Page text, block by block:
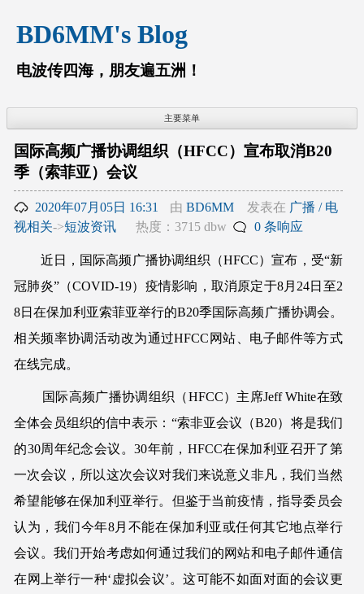
BD6MM's Blog
电波传四海，朋友遍五洲！
主要菜单
国际高频广播协调组织（HFCC）宣布取消B20
季（索菲亚）会议
2020年07月05日 16:31 由 BD6MM 发表在 广播 / 电
视相关->短波资讯 热度：3715 dbw 0 条响应
近日，国际高频广播协调组织（HFCC）宣布，受“新
冠肺炎”（COVID-19）疫情影响，取消原定于8月24日至2
8日在保加利亚索菲亚举行的B20季国际高频广播协调会。
相关频率协调活动改为通过HFCC网站、电子邮件等方式
在线完成。
国际高频广播协调组织（HFCC）主席Jeff White在致
全体会员组织的信中表示：“索非亚会议（B20）将是我们
的30周年纪念会议。30年前，HFCC在保加利亚召开了第
一次会议，所以这次会议对我们来说意义非凡，我们当然
希望能够在保加利亚举行。但鉴于当前疫情，指导委员会
认为，我们今年8月不能在保加利亚或任何其它地点举行
会议。我们开始考虑如何通过我们的网站和电子邮件通信
在网上举行一种‘虚拟会议’。这可能不如面对面的会议更